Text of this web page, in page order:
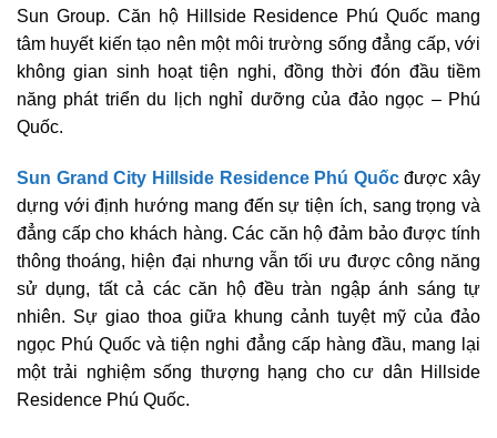
Sun Group. Căn hộ Hillside Residence Phú Quốc mang
tâm huyết kiến tạo nên một môi trường sống đẳng cấp, với
không gian sinh hoạt tiện nghi, đồng thời đón đầu tiềm
năng phát triển du lịch nghỉ dưỡng của đảo ngọc – Phú
Quốc.
Sun Grand City Hillside Residence Phú Quốcđược xây
dựng với định hướng mang đến sự tiện ích, sang trọng và
đẳng cấp cho khách hàng. Các căn hộ đảm bảo được tính
thông thoáng, hiện đại nhưng vẫn tối ưu được công năng
sử dụng, tất cả các căn hộ đều tràn ngập ánh sáng tự
nhiên. Sự giao thoa giữa khung cảnh tuyệt mỹ của đảo
ngọc Phú Quốc và tiện nghi đẳng cấp hàng đầu, mang lại
một trải nghiệm sống thượng hạng cho cư dân Hillside
Residence Phú Quốc.